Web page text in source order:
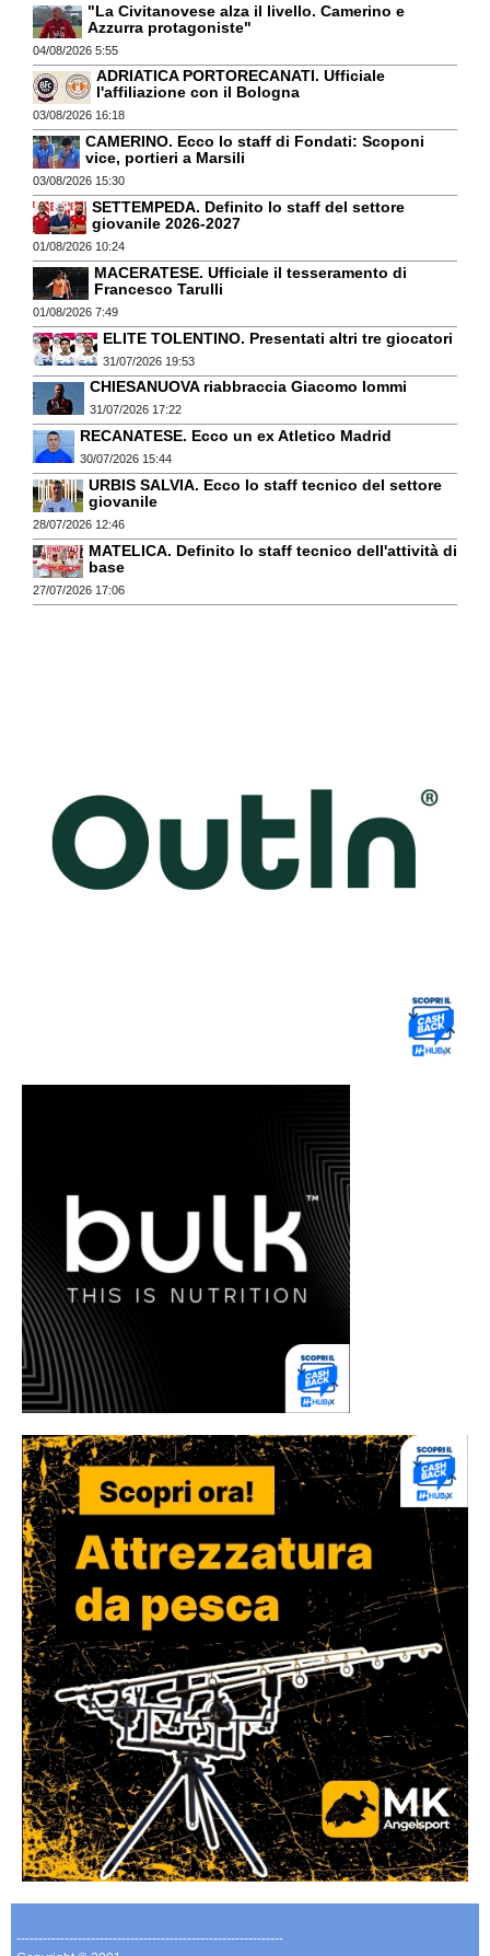
"La Civitanovese alza il livello. Camerino e
Azzurra protagoniste"
04/08/2026 5:55
ADRIATICA PORTORECANATI. Ufficiale
l'affiliazione con il Bologna
03/08/2026 16:18
CAMERINO. Ecco lo staff di Fondati: Scoponi
vice, portieri a Marsili
03/08/2026 15:30
SETTEMPEDA. Definito lo staff del settore
giovanile 2026-2027
01/08/2026 10:24
MACERATESE. Ufficiale il tesseramento di
Francesco Tarulli
01/08/2026 7:49
ELITE TOLENTINO. Presentati altri tre giocatori
31/07/2026 19:53
CHIESANUOVA riabbraccia Giacomo Iommi
31/07/2026 17:22
RECANATESE. Ecco un ex Atletico Madrid
30/07/2026 15:44
URBIS SALVIA. Ecco lo staff tecnico del settore
giovanile
28/07/2026 12:46
MATELICA. Definito lo staff tecnico dell'attività di
base
27/07/2026 17:06
-------------------------------------------------------------